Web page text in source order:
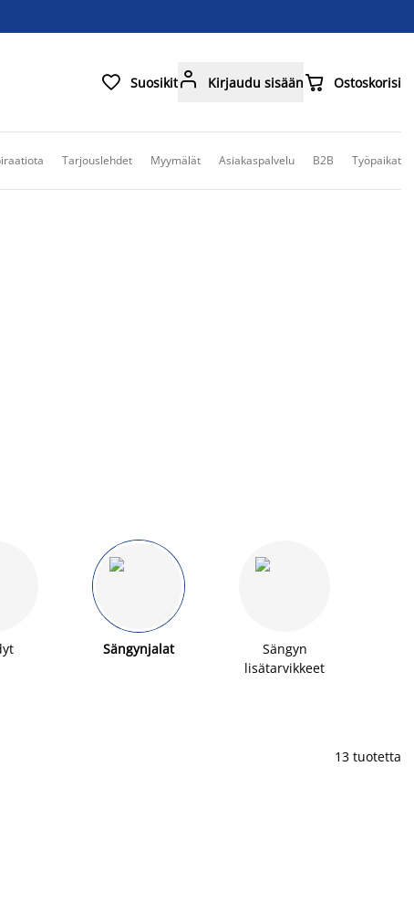
 Suosikit Kirjaudu sisään Ostoskorisi
Tarjouslehdet Myymälät Asiakaspalvelu B2B Työpaikat
Sängynjalat
Sängyn
lisätarvikkeet
13 tuotetta